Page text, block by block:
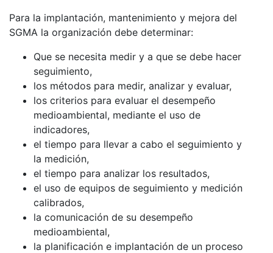
Para la implantación, mantenimiento y mejora del
SGMA la organización debe determinar:
Que se necesita medir y a que se debe hacer
seguimiento,
los métodos para medir, analizar y evaluar,
los criterios para evaluar el desempeño
medioambiental, mediante el uso de
indicadores,
el tiempo para llevar a cabo el seguimiento y
la medición,
el tiempo para analizar los resultados,
el uso de equipos de seguimiento y medición
calibrados,
la comunicación de su desempeño
medioambiental,
la planificación e implantación de un proceso